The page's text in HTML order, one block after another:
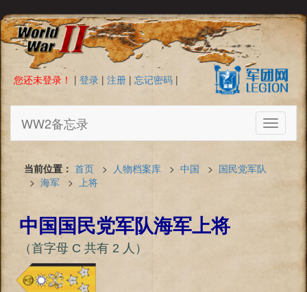
您还未登录！ | 登录 | 注册 | 忘记密码 |
Toggle
WW2备忘录
当前位置： 首页 > 人物档案库 > 中国 > 国民党军队
> 海军 > 上将
中国国民党军队海军上将
（首字母 C 共有 2 人）